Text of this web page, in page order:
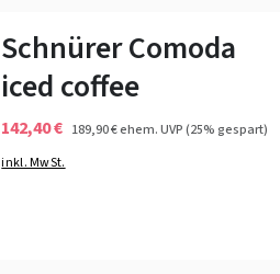
Schnürer Comoda
iced coffee
142,40 € 189,90 €ehem. UVP(25% gespart)
inkl. MwSt.